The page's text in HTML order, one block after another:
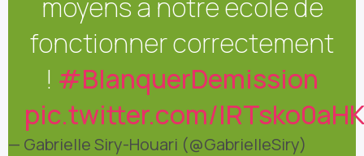
moyens à notre école de
fonctionner correctement
! #BlanquerDemission
pic.twitter.com/
— Gabrielle Siry-Houari (@GabrielleSiry)